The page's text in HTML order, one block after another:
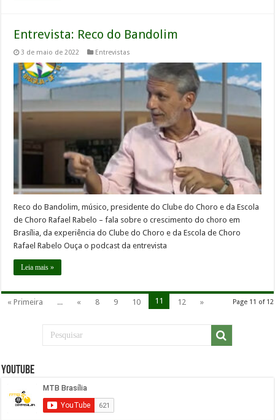
Entrevista: Reco do Bandolim
3 de maio de 2022 Entrevistas
Reco do Bandolim, músico, presidente do Clube do Choro e da Escola
de Choro Rafael Rabelo – fala sobre o crescimento do choro em
Brasília, da experiência do Clube do Choro e da Escola de Choro
Rafael Rabelo Ouça o podcast da entrevista
Leia mais »
Page 11 of 12
« Primeira ... « 8 9 10 11 12 »
YouTube